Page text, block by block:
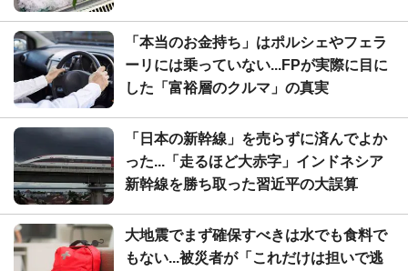
「本当のお金持ち」はポルシェやフェラ
ーリには乗っていない...FPが実際に目に
した「富裕層のクルマ」の真実
「日本の新幹線」を売らずに済んでよか
った...「走るほど大赤字」インドネシア
新幹線を勝ち取った習近平の大誤算
大地震でまず確保すべきは水でも食料で
もない...被災者が「これだけは担いで逃